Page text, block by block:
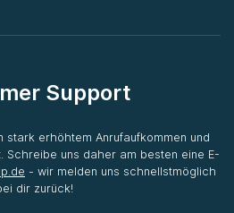
Support
stark erhöhtem Anrufaufkommen und
Schreibe uns daher am besten eine E-
- wir melden uns schnellstmöglich
dir zurück!